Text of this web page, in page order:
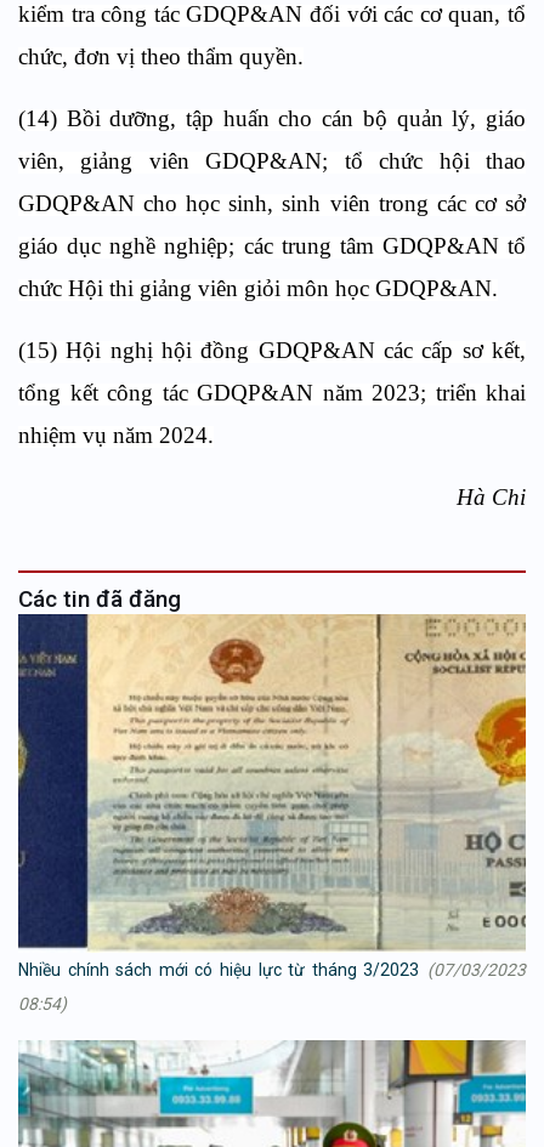
kiểm tra công tác GDQP&AN đối với các cơ quan, tổ
chức, đơn vị theo thẩm quyền.
(14) Bồi dưỡng, tập huấn cho cán bộ quản lý, giáo
viên, giảng viên GDQP&AN; tổ chức hội thao
GDQP&AN cho học sinh, sinh viên trong các cơ sở
giáo dục nghề nghiệp; các trung tâm GDQP&AN tổ
chức Hội thi giảng viên giỏi môn học GDQP&AN.
(15) Hội nghị hội đồng GDQP&AN các cấp sơ kết,
tổng kết công tác GDQP&AN năm 2023; triển khai
nhiệm vụ năm 2024.
Hà Chi
Các tin đã đăng
Nhiều chính sách mới có hiệu lực từ tháng 3/2023 (07/03/2023
08:54)